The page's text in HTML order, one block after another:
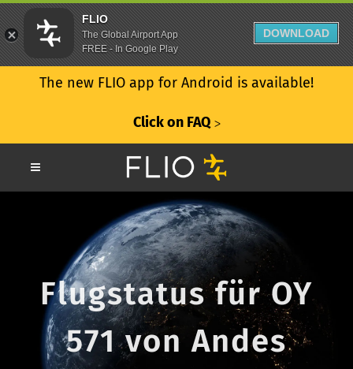
The new FLIO app for Android is available!
Click on FAQ ᐳ
Flugstatus für OY
571 von Andes
FLIO
The Global Airport App
FREE - In Google Play
DOWNLOAD